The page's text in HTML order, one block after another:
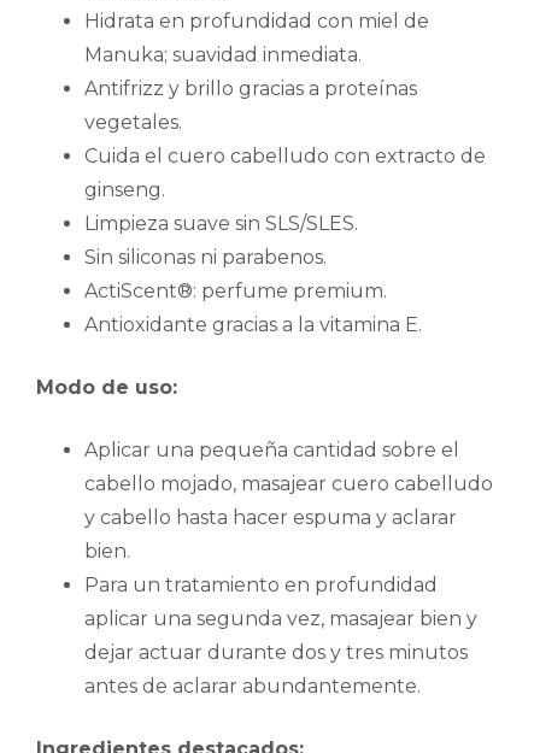
Hidrata en profundidad con miel de
Manuka; suavidad inmediata.
Antifrizz y brillo gracias a proteínas
vegetales.
Cuida el cuero cabelludo con extracto de
ginseng.
Limpieza suave sin SLS/SLES.
Sin siliconas ni parabenos.
ActiScent®: perfume premium.
Antioxidante gracias a la vitamina E.
Modo de uso:
Aplicar una pequeña cantidad sobre el
cabello mojado, masajear cuero cabelludo
y cabello hasta hacer espuma y aclarar
bien.
Para un tratamiento en profundidad
aplicar una segunda vez, masajear bien y
dejar actuar durante dos y tres minutos
antes de aclarar abundantemente.
Ingredientes destacados: